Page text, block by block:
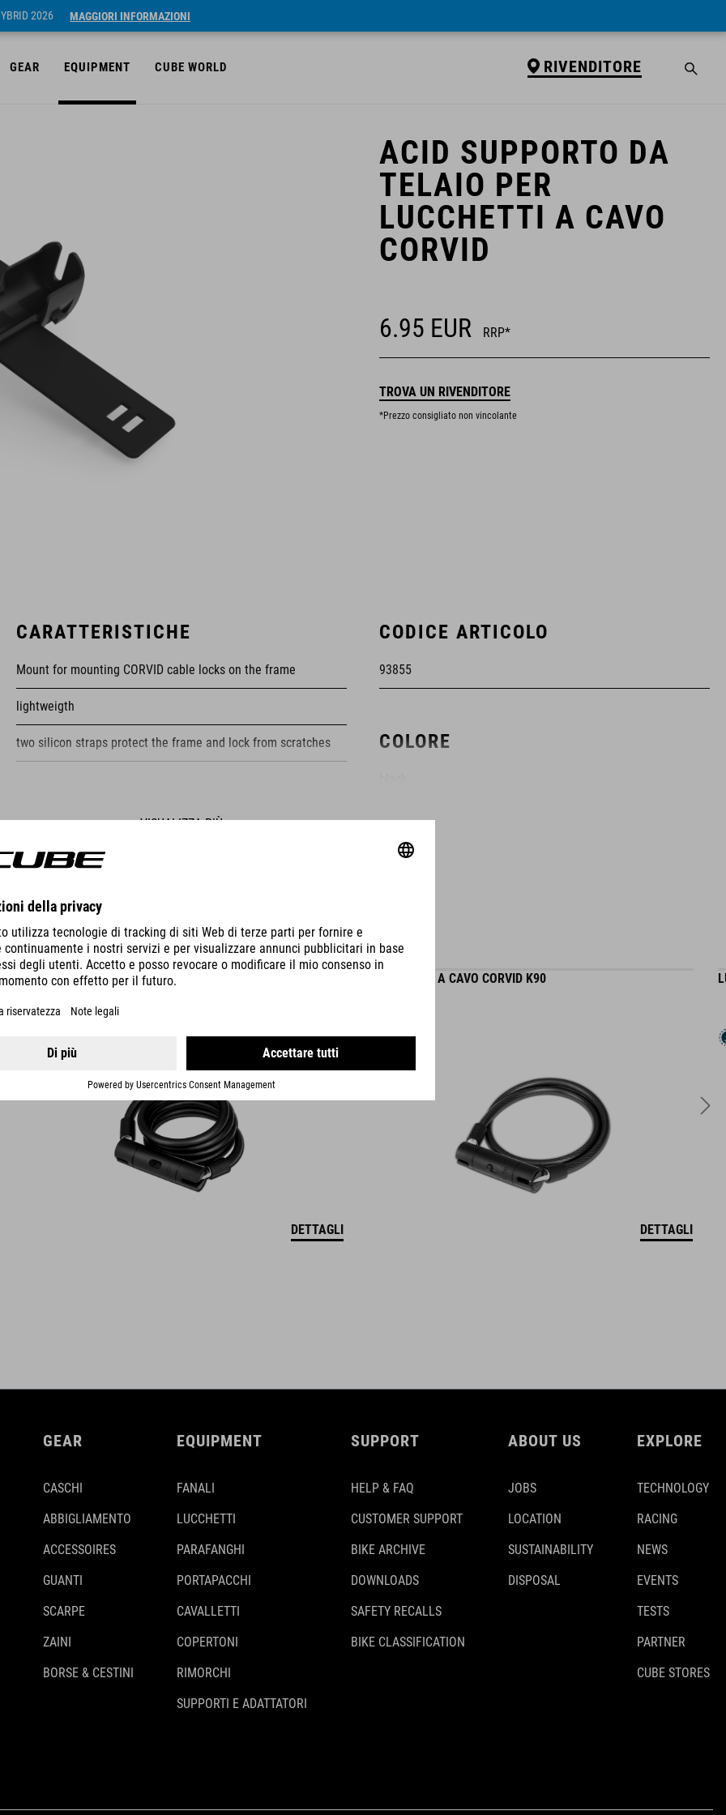
2026 MAGGIORI INFORMAZIONI
GEAR EQUIPMENT CUBE WORLD RIVENDITORE
ACID SUPPORTO DA
TELAIO PER
LUCCHETTI A CAVO
CORVID
6.95 EUR RRP*
TROVA UN RIVENDITORE
*Prezzo consigliato non vincolante
CARATTERISTICHE
Mount for mounting CORVID cable locks on the frame
lightweigth
two silicon straps protect the frame and lock from scratches
CODICE ARTICOLO
93855
COLORE
DIMENSIONI
MATERIALE
VISUALIZZA PIÙ
LUCCHETTO A CAVO CORVID K180
DETTAGLI
LUCCHETTO A CAVO CORVID K90
DETTAGLI
GEAR
CASCHI
ABBIGLIAMENTO
ACCESSOIRES
GUANTI
SCARPE
ZAINI
BORSE & CESTINI
EQUIPMENT
FANALI
LUCCHETTI
PARAFANGHI
PORTAPACCHI
CAVALLETTI
COPERTONI
RIMORCHI
SUPPORTI E ADATTATORI
SUPPORT
HELP & FAQ
CUSTOMER SUPPORT
BIKE ARCHIVE
DOWNLOADS
SAFETY RECALLS
BIKE CLASSIFICATION
ABOUT US
JOBS
LOCATION
SUSTAINABILITY
DISPOSAL
EXPLORE
TECHNOLOGY
RACING
NEWS
EVENTS
TESTS
PARTNER
CUBE STORES